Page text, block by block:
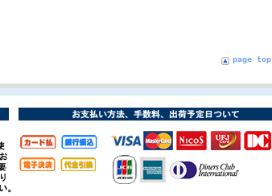
page top